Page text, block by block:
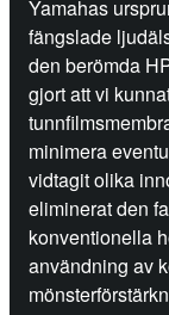
Yamahas
fängslade
den berömda
gjort att vi
minimera
vidtagit olika
eliminerat den
konventionella
användning av